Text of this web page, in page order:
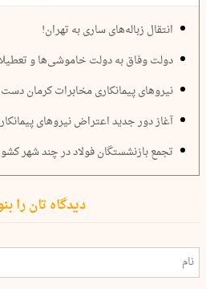
انتقال زباله‌های ساری به تهران!
دولت وفاق به دولت خاموشی‌ها و
نیروهای پیمانکاری مخابرات کرمان
آغاز دور جدید اعتراض نیروهای
تجمع بازنشستگان فولاد در چند شهر
دیدگاه تان را